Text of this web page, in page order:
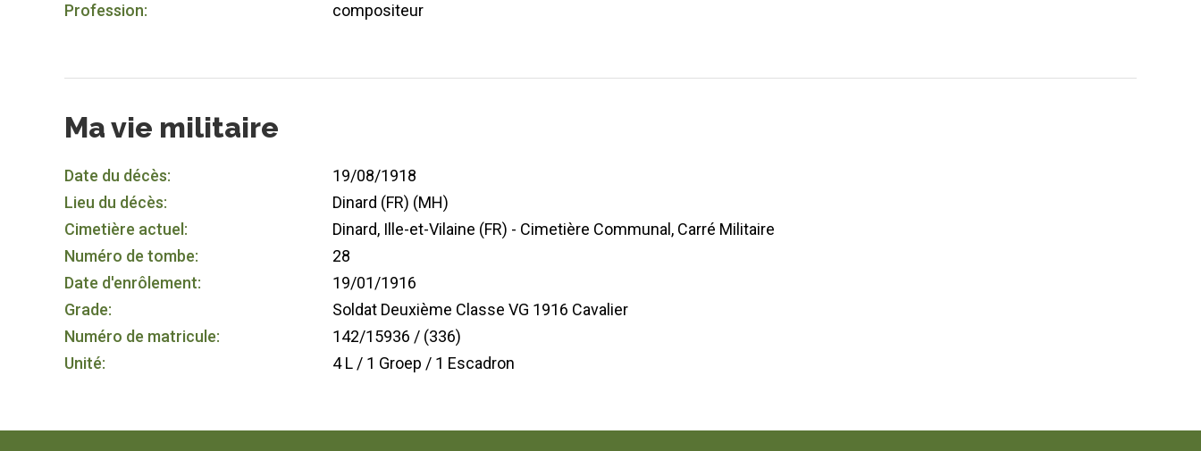
Profession:
compositeur
Ma vie militaire
Date du décès:
19/08/1918
Lieu du décès:
Dinard (FR) (MH)
Cimetière actuel:
Dinard, Ille-et-Vilaine (FR) - Cimetière Communal, Carré Militaire
Numéro de tombe:
28
Date d'enrôlement:
19/01/1916
Grade:
Soldat Deuxième Classe VG 1916 Cavalier
Numéro de matricule:
142/15936 / (336)
Unité:
4 L / 1 Groep / 1 Escadron